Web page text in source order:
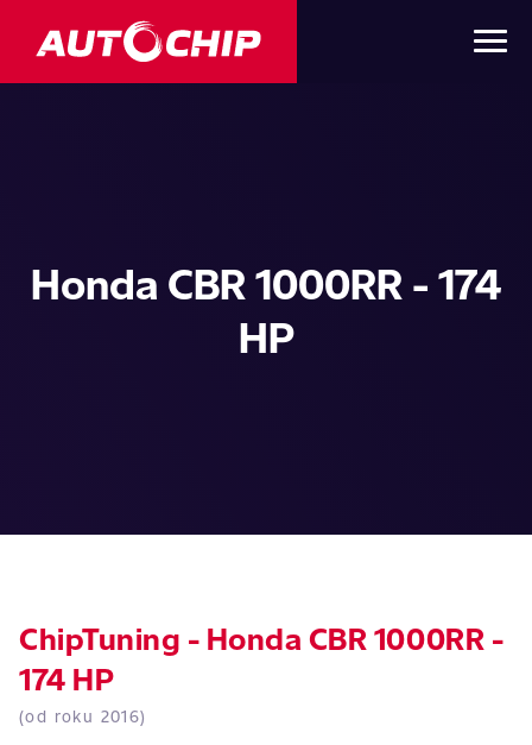
Honda CBR 1000RR - 174
HP
ChipTuning - Honda CBR 1000RR -
174 HP
(od roku 2016)